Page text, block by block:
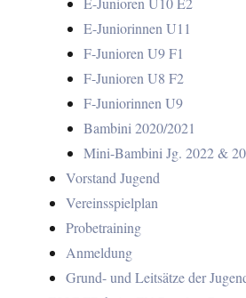
E-Juniorinnen U11
F-Junioren U9 F1
F-Junioren U8 F2
F-Juniorinnen U9
Bambini 2020/2021
Mini-Bambini Jg. 2022 &
Vorstand Jugend
Vereinsspielplan
Probetraining
Anmeldung
Grund- und Leitsätze der